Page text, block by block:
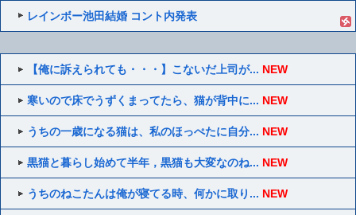
レインボー池田結婚 コント内発表
【俺に訴えられても・・・】こないだ上司が... NEW
寒いので床でうずくまってたら、猫が背中に... NEW
うちの一歳になる猫は、私のほっぺたに自分... NEW
黒猫と暮らし始めて半年，黒猫も大変なのね... NEW
うちのねこたんは俺が寝てる時、何かに取り... NEW